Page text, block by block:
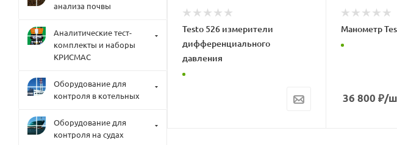
Testo 526 измерители
дифференциального
давления
Манометр
36 800 ₽/
анализа почвы
Аналитические тест-
комплекты и наборы
КРИСМАС
Оборудование для
контроля в котельных
Оборудование для
контроля на судах